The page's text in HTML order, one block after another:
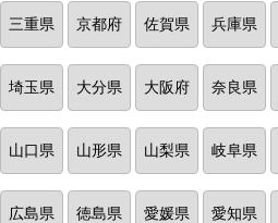
三重県 京都府 佐賀県 兵庫県
埼玉県 大分県 大阪府 奈良県
山口県 山形県 山梨県 岐阜県
広島県 徳島県 愛媛県 愛知県